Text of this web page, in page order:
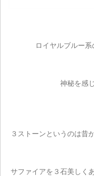
ロイヤルブルー系
神秘を感
３ストーンというのは昔
サファイアを３石美しく